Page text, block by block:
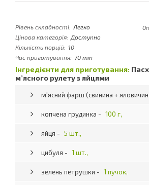
Рівень складності: Легко
Цінова категорія: Доступно
Кількість порцій: 10
Час приготування: 70 min
Інгредієнти для приготування:
м’ясного рулету з яйцями
м'ясний фарш (свинина +
копчена грудинка - 100 г,
яйця - 5 шт.,
цибуля - 1 шт.,
зелень петрушки - 1 пучок,